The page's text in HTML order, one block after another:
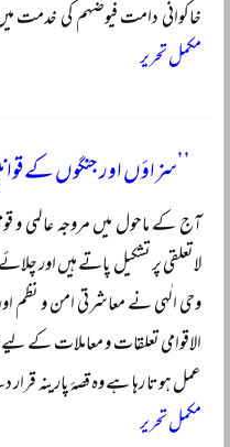
خاکوانی دامت فیوضہم کی خدمت
مکمل تحریر
’’سزاؤں اور جنگوں کے
آج کے ماحول میں مروجہ عالمی و
لاتعلقی پر تشکیل پاتے ہیں اور
وحی الٰہی نے معاشرتی امن و نظم
الاقوامی تعلقات و معاملات کے
عمل ہوتا رہا ہے وہ قصۂ پارینہ
مکمل تحریر